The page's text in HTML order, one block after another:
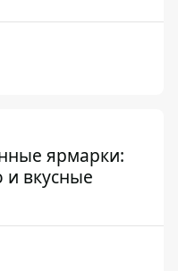
ярмарки:
и вкусные